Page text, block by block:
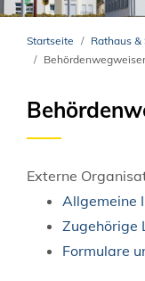
Startseite Rathaus &
Behördenwegweiser
Externe
Allgemeine
Zugehörige
Formulare